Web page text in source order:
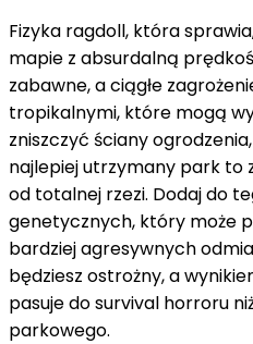
Fizyka ragdoll, która
mapie z absurdalną
zabawne, a ciągłe
tropikalnymi, które mogą
zniszczyć ściany
najlepiej utrzymany park to
od totalnej rzezi. Dodaj do
genetycznych, który może
bardziej agresywnych
będziesz ostrożny, a
pasuje do survival horroru
parkowego.